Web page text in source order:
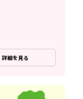
詳細を見る